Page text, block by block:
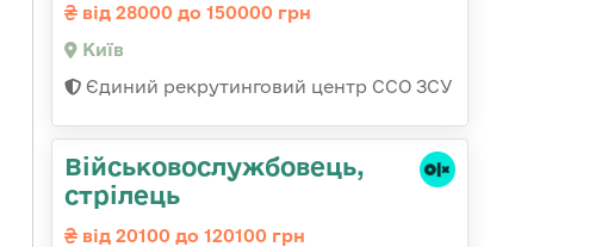
від 28000 до 150000 грн
Київ
Єдиний рекрутинговий центр ССО ЗСУ
Військовослужбовець,
стрілець
від 20100 до 120100 грн